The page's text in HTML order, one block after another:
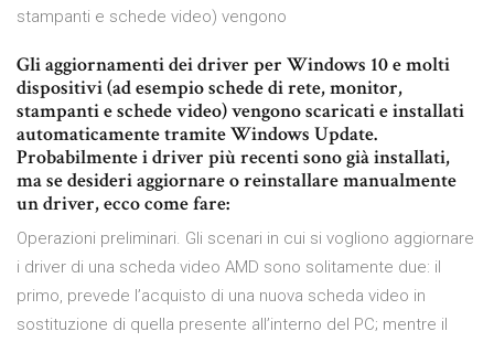
stampanti e schede video) vengono
Gli aggiornamenti dei driver per Windows 10 e molti
dispositivi (ad esempio schede di rete, monitor,
stampanti e schede video) vengono scaricati e installati
automaticamente tramite Windows Update.
Probabilmente i driver più recenti sono già installati,
ma se desideri aggiornare o reinstallare manualmente
un driver, ecco come fare:
Operazioni preliminari. Gli scenari in cui si vogliono aggiornare
i driver di una scheda video AMD sono solitamente due: il
primo, prevede l’acquisto di una nuova scheda video in
sostituzione di quella presente all’interno del PC; mentre il